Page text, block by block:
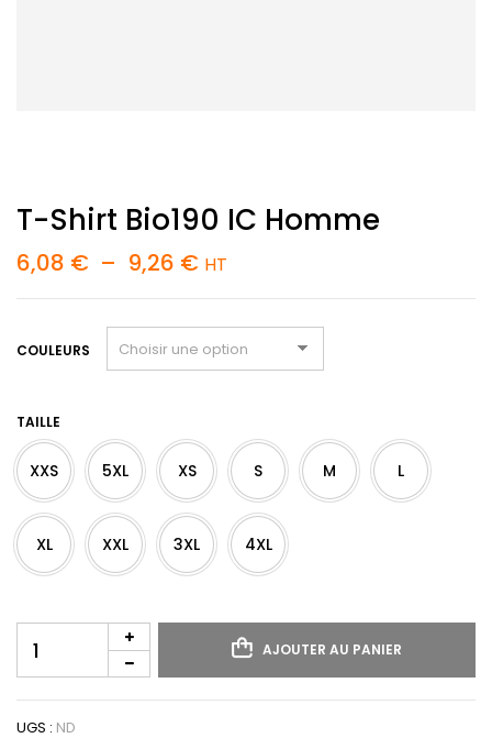
T-Shirt Bio190 IC Homme
6,08 € – 9,26 €Plage
prix :
6,08 €
à
9,26 €
HT
COULEURS
TAILLE
XXS 5XL XS S M L
XL XXL 3XL 4XL
T-
shirt
Bio190
AJOUTER AU PANIER
UGS : ND